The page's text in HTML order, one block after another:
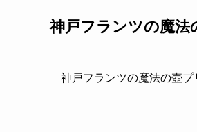
神戸フランツの魔法
神戸フランツの魔法の壺プ